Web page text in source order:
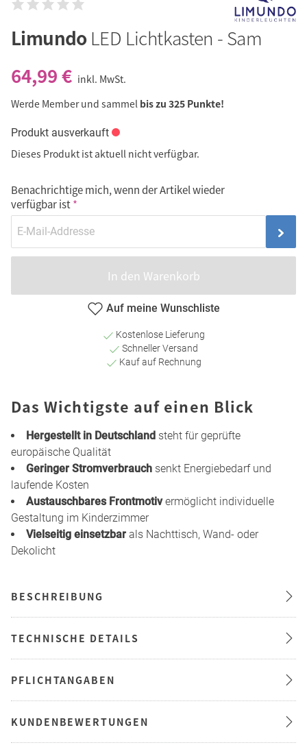
LimundoLED Lichtkasten - Sam
64,99 € inkl. MwSt.
Werde Member und sammel bis zu 325 Punkte!
Produkt ausverkauft
Dieses Produkt ist aktuell nicht verfügbar.
Benachrichtige mich, wenn der Artikel wieder
verfügbar ist
In den Warenkorb
Auf meine Wunschliste
Kostenlose Lieferung
Schneller Versand
Kauf auf Rechnung
Das Wichtigste auf einen Blick
Hergestellt in Deutschland steht für geprüfte
europäische Qualität
Geringer Stromverbrauch senkt Energiebedarf und
laufende Kosten
Austauschbares Frontmotivermöglicht individuelle
Gestaltung im Kinderzimmer
Vielseitig einsetzbar als Nachttisch, Wand- oder
Dekolicht
BESCHREIBUNG
TECHNISCHE DETAILS
PFLICHTANGABEN
KUNDENBEWERTUNGEN